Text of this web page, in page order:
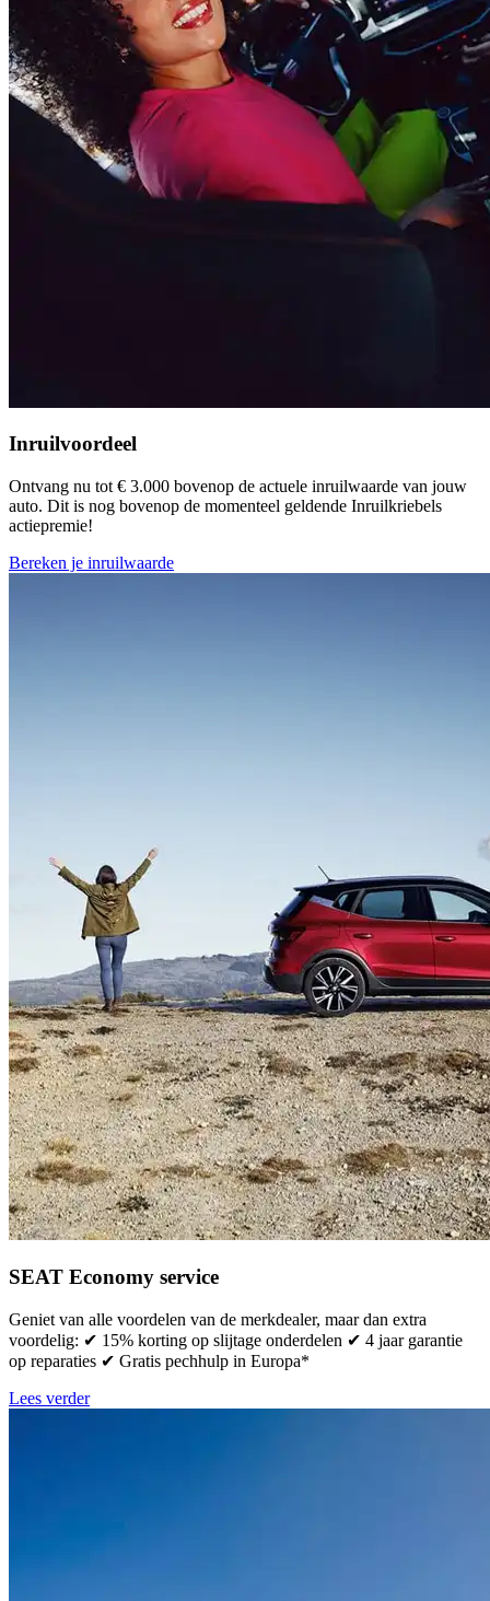
Inruilvoordeel
Ontvang nu tot € 3.000 bovenop de actuele inruilwaarde van jouw
auto. Dit is nog bovenop de momenteel geldende Inruilkriebels
actiepremie!
Bereken je inruilwaarde
SEAT Economy service
Geniet van alle voordelen van de merkdealer, maar dan extra
voordelig: ✔ 15% korting op slijtage onderdelen ✔ 4 jaar garantie
op reparaties ✔ Gratis pechhulp in Europa*
Lees verder